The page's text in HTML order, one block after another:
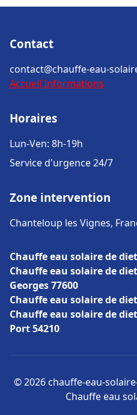
Contact
contact@chauffe-eau-
Accueil Informations
Horaires
Lun-Ven: 8h-19h
Service d'urgence 24/7
Zone intervention
Chanteloup les Vignes,
Chauffe eau solaire de
Chauffe eau solaire de
Georges 77600
Chauffe eau solaire de
Chauffe eau solaire de
Port 54210
© 2026 chauffe-eau-
Chauffe eau